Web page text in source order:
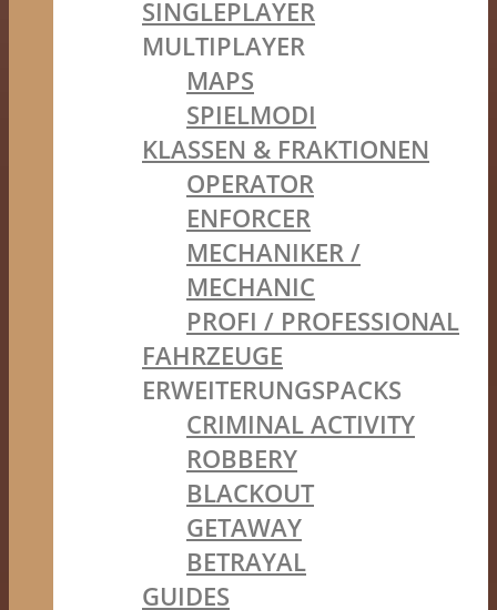
SINGLEPLAYER
MULTIPLAYER
MAPS
SPIELMODI
KLASSEN & FRAKTIONEN
OPERATOR
ENFORCER
MECHANIKER /
MECHANIC
PROFI / PROFESSIONAL
FAHRZEUGE
ERWEITERUNGSPACKS
CRIMINAL ACTIVITY
ROBBERY
BLACKOUT
GETAWAY
BETRAYAL
GUIDES